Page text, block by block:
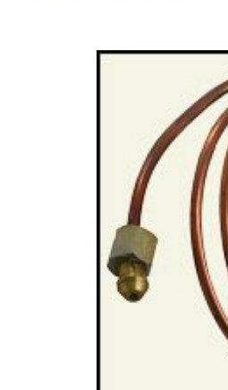
T-Typ und MG F
Jaguar